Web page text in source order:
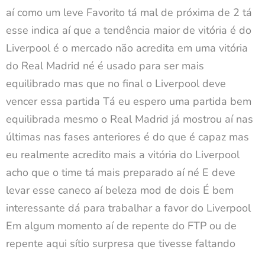
aí como um leve Favorito tá mal de próxima de 2 tá
esse indica aí que a tendência maior de vitória é do
Liverpool é o mercado não acredita em uma vitória
do Real Madrid né é usado para ser mais
equilibrado mas que no final o Liverpool deve
vencer essa partida Tá eu espero uma partida bem
equilibrada mesmo o Real Madrid já mostrou aí nas
últimas nas fases anteriores é do que é capaz mas
eu realmente acredito mais a vitória do Liverpool
acho que o time tá mais preparado aí né E deve
levar esse caneco aí beleza mod de dois É bem
interessante dá para trabalhar a favor do Liverpool
Em algum momento aí de repente do FTP ou de
repente aqui sítio surpresa que tivesse faltando